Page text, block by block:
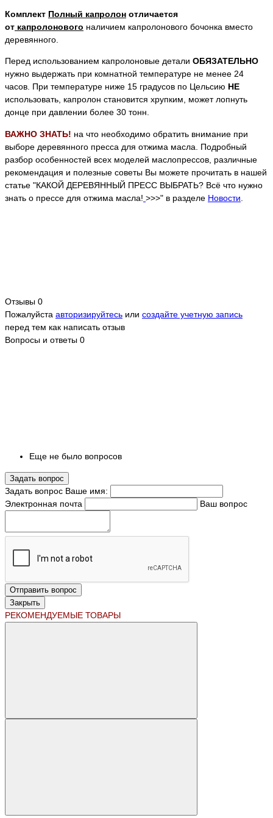
Комплект Полный капролон отличается
от капролонового наличием капролонового бочонка вместо
деревянного.
Перед использованием капролоновые детали ОБЯЗАТЕЛЬНО
нужно выдержать при комнатной температуре не менее 24
часов. При температуре ниже 15 градусов по Цельсию НЕ
использовать, капролон становится хрупким, может лопнуть
донце при давлении более 30 тонн.
ВАЖНО ЗНАТЬ! на что необходимо обратить внимание при
выборе деревянного пресса для отжима масла. Подробный
разбор особенностей всех моделей маслопрессов, различные
рекомендация и полезные советы Вы можете прочитать в нашей
статье "КАКОЙ ДЕРЕВЯННЫЙ ПРЕСС ВЫБРАТЬ? Всё что нужно
знать о прессе для отжима масла! >>>" в разделе Новости
Отзывы 0
Пожалуйста авторизируйтесь или создайте учетную запись
перед тем как написать отзыв
Вопросы и ответы 0
Еще не было вопросов
Задать вопрос
Задать вопрос Ваше имя:
Электронная почта
Ваш вопрос
Отправить вопрос
Закрыть
РЕКОМЕНДУЕМЫЕ ТОВАРЫ